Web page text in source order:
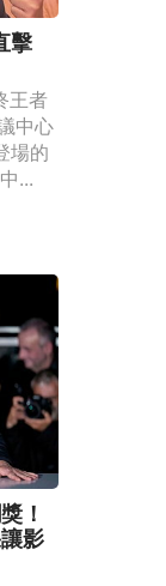
擊
王者
中心
場的
...
！
影